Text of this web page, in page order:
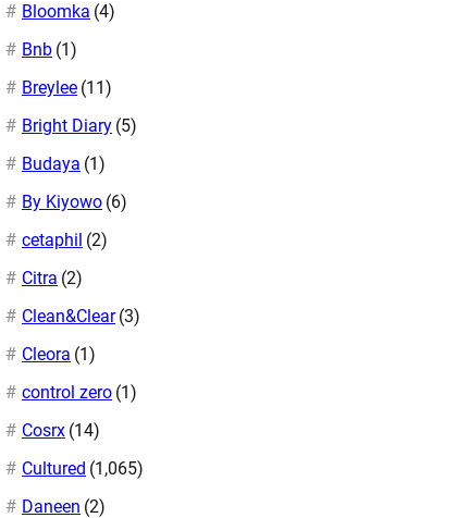
Bloomka (4)
Bnb (1)
Breylee (11)
Bright Diary (5)
Budaya (1)
By Kiyowo (6)
cetaphil (2)
Citra (2)
Clean&Clear (3)
Cleora (1)
control zero (1)
Cosrx (14)
Cultured (1,065)
Daneen (2)